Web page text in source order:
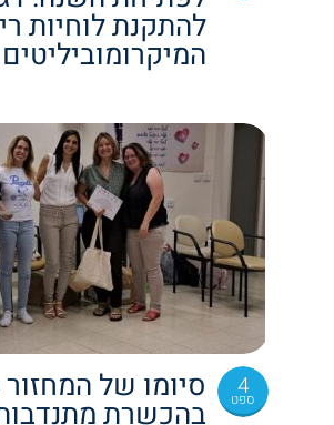
להתקנת לוחיות
המיקרומוביליטים
4
ספט סיומו של
בהכשרת